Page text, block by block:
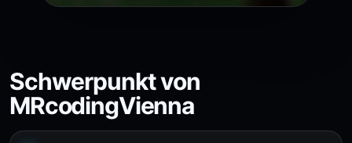
Schwerpunkt von
MRcodingVienna